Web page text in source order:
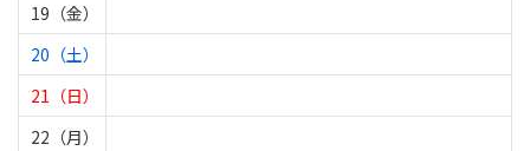
19（金）
20（土）
21（日）
22（月）